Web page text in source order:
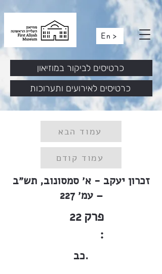
En >
כרטיסים לאירועים ותערוכות
כרטיסים לביקור במוזיאון
עמוד הבא
עמוד קודם
זכרון יעקב - א׳ סמסונוב, תש״ב
– עמ׳ 227
22 פרק
:
כב.